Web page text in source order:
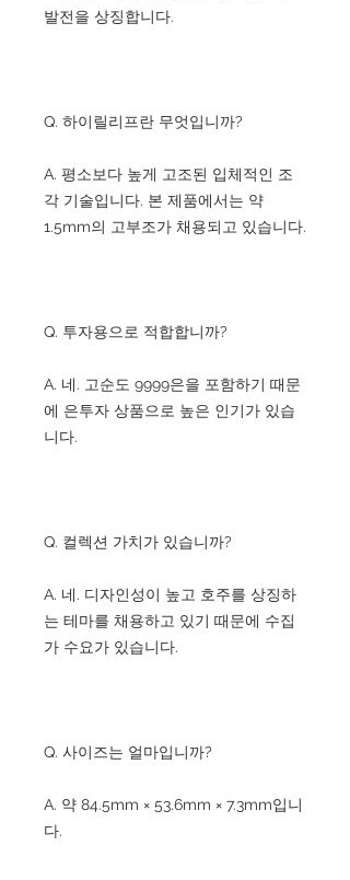
발전을 상징합니다.
Q. 하이릴리프란 무엇입니까?
A. 평소보다 높게 고조된 입체적인 조
각 기술입니다. 본 제품에서는 약
1.5mm의 고부조가 채용되고 있습니다.
Q. 투자용으로 적합합니까?
A. 네. 고순도 9999은을 포함하기 때문
에 은투자 상품으로 높은 인기가 있습
니다.
Q. 컬렉션 가치가 있습니까?
A. 네. 디자인성이 높고 호주를 상징하
는 테마를 채용하고 있기 때문에 수집
가 수요가 있습니다.
Q. 사이즈는 얼마입니까?
A. 약 84.5mm × 53.6mm × 7.3mm입니
다.